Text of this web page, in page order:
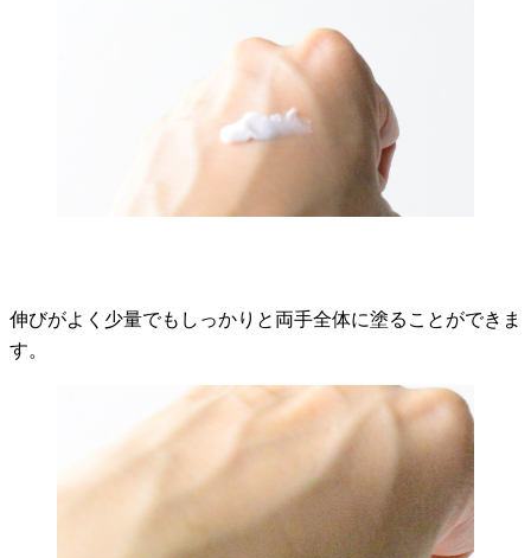
伸びがよく少量でもしっかりと両手全体に塗ることができま
す。